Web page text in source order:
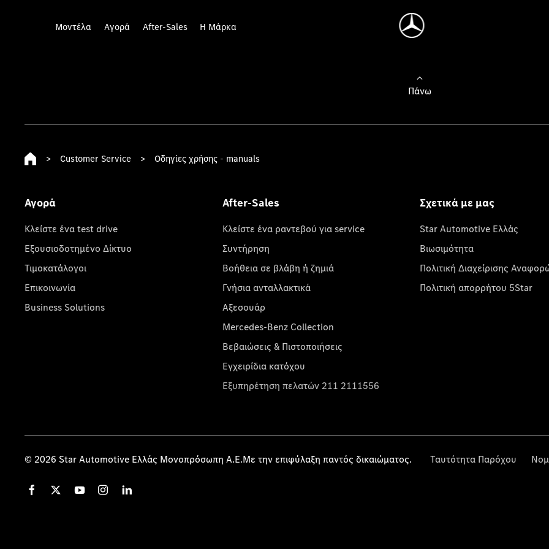
Μοντέλα Αγορά After-Sales Η Μάρκα
Πάνω
> Customer Service > Οδηγίες χρήσης - manuals
Αγορά
Κλείστε ένα test drive
Εξουσιοδοτημένο Δίκτυο
Τιμοκατάλογοι
Επικοινωνία
Business Solutions
After-Sales
Κλείστε ένα ραντεβού για service
Συντήρηση
Βοήθεια σε βλάβη ή ζημιά
Γνήσια ανταλλακτικά
Αξεσουάρ
Mercedes-Benz Collection
Βεβαιώσεις & Πιστοποιήσεις
Εγχειρίδια κατόχου
Εξυπηρέτηση πελατών 211 2111556
Σχετικά με μας
Star Automotive Ελλάς
Βιωσιμότητα
Πολιτική Διαχείρισης
Πολιτική απορρήτου 5Star
© 2026 Star Automotive Ελλάς Μονοπρόσωπη Α.Ε.Με την επιφύλαξη παντός δικαιώματος. Ταυτότητα Παρόχου